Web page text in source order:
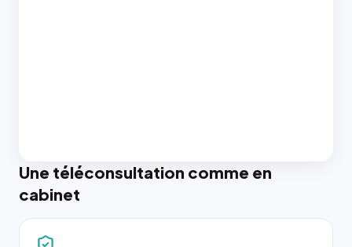
Une téléconsultation comme en
cabinet